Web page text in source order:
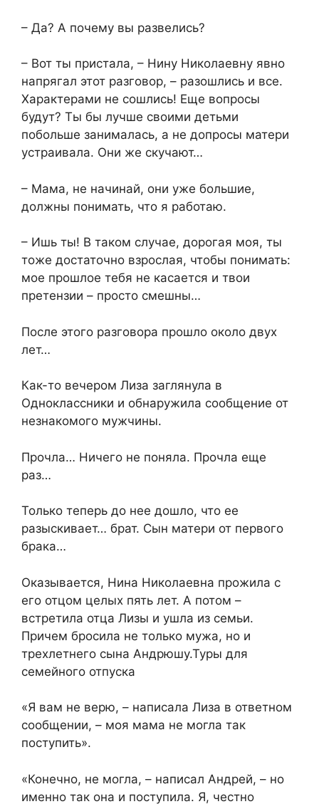
– Да? А почему вы развелись?
– Вот ты пристала, – Нину Николаевну явно
напрягал этот разговор, – разошлись и все.
Характерами не сошлись! Еще вопросы
будут? Ты бы лучше своими детьми
побольше занималась, а не допросы матери
устраивала. Они же скучают…
– Мама, не начинай, они уже большие,
должны понимать, что я работаю.
– Ишь ты! В таком случае, дорогая моя, ты
тоже достаточно взрослая, чтобы понимать:
мое прошлое тебя не касается и твои
претензии – просто смешны…
После этого разговора прошло около двух
лет…
Как-то вечером Лиза заглянула в
Одноклассники и обнаружила сообщение от
незнакомого мужчины.
Прочла… Ничего не поняла. Прочла еще
раз…
Только теперь до нее дошло, что ее
разыскивает… брат. Сын матери от первого
брака…
Оказывается, Нина Николаевна прожила с
его отцом целых пять лет. А потом –
встретила отца Лизы и ушла из семьи.
Причем бросила не только мужа, но и
трехлетнего сына Андрюшу.Туры для
семейного отпуска
«Я вам не верю, – написала Лиза в ответном
сообщении, – моя мама не могла так
поступить».
«Конечно, не могла, – написал Андрей, – но
именно так она и поступила. Я, честно